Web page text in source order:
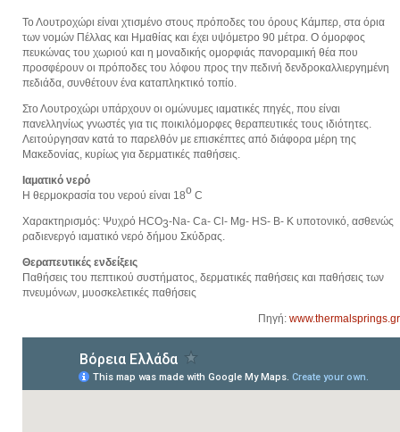
Το Λουτροχώρι είναι χτισμένο στους πρόποδες του όρους Κάμπερ, στα όρια
των νομών Πέλλας και Ημαθίας και έχει υψόμετρο 90 μέτρα. Ο όμορφος
πευκώνας του χωριού και η μοναδικής ομορφιάς πανοραμική θέα που
προσφέρουν οι πρόποδες του λόφου προς την πεδινή δενδροκαλλιεργημένη
πεδιάδα, συνθέτουν ένα καταπληκτικό τοπίο.
Στο Λουτροχώρι υπάρχουν oι ομώνυμες ιαματικές πηγές, που είναι
πανελληνίως γνωστές για τις ποικιλόμορφες θεραπευτικές τους ιδιότητες.
Λειτούργησαν κατά το παρελθόν με επισκέπτες από διάφορα μέρη της
Μακεδονίας, κυρίως για δερματικές παθήσεις.
Ιαματικό νερό
Η θερμοκρασία του νερού είναι 18ο C
Χαρακτηρισμός: Ψυχρό HCO3-Na- Ca- Cl- Mg- HS- B- K υποτονικό, ασθενώς
ραδιενεργό ιαματικό νερό δήμου Σκύδρας.
Θεραπευτικές ενδείξεις
Παθήσεις του πεπτικού συστήματος, δερματικές παθήσεις και παθήσεις των
πνευμόνων, μυοσκελετικές παθήσεις
Πηγή: www.thermalsprings.gr